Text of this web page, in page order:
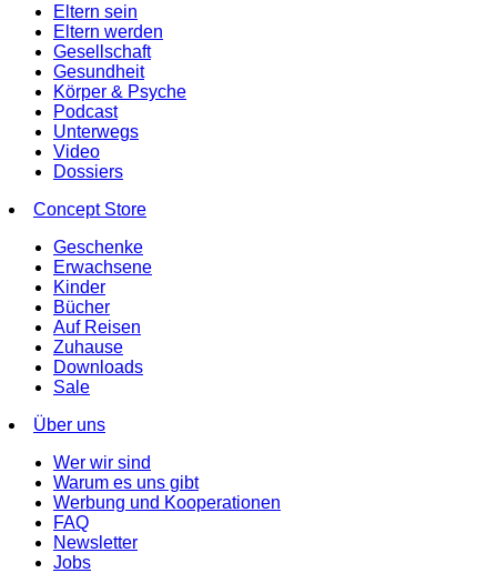
Eltern sein
Eltern werden
Gesellschaft
Gesundheit
Körper & Psyche
Podcast
Unterwegs
Video
Dossiers
Concept Store
Geschenke
Erwachsene
Kinder
Bücher
Auf Reisen
Zuhause
Downloads
Sale
Über uns
Wer wir sind
Warum es uns gibt
Werbung und Kooperationen
FAQ
Newsletter
Jobs